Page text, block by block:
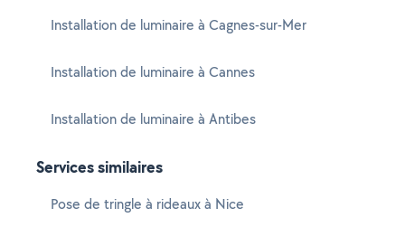
Installation de luminaire à Cagnes-sur-Mer
Installation de luminaire à Cannes
Installation de luminaire à Antibes
Services similaires
Pose de tringle à rideaux à Nice